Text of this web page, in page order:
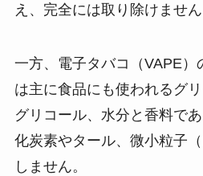
え、完全には取り除けません​
一方、電子タバコ（VAPE）
は主に食品にも使われるグ
グリコール、水分と香料で
化炭素やタール、微小粒子
しません​。